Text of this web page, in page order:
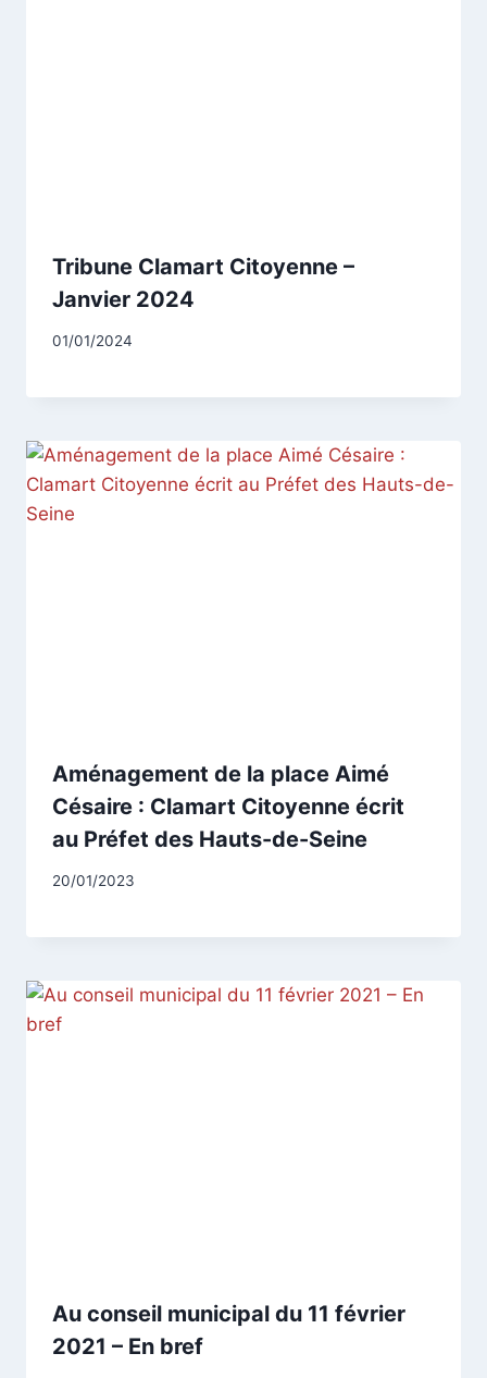
Tribune Clamart Citoyenne –
Janvier 2024
Par
01/01/2024
Aménagement de la place Aimé
Césaire : Clamart Citoyenne écrit
au Préfet des Hauts-de-Seine
Par
20/01/2023
Au conseil municipal du 11 février
2021 – En bref